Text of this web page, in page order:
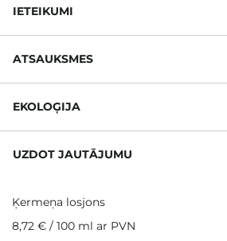
IETEIKUMI
ATSAUKSMES
EKOLOĢIJA
UZDOT JAUTĀJUMU
Ķermeņa losjons
8,72 € / 100 ml ar PVN